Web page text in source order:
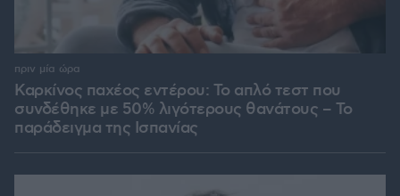
Καρκίνος παχέος εντέρου: Το απλό τεστ που
συνδέθηκε με 50% λιγότερους θανάτους – Το
παράδειγμα της Ισπανίας
πριν μία ώρα